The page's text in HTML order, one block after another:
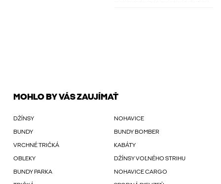
MOHLO BY VÁS ZAUJÍMAŤ
DŽÍNSY NOHAVICE
BUNDY BUNDY BOMBER
VRCHNÉ TRIČKÁ KABÁTY
OBLEKY DŽÍNSY VOĽNÉHO STRIHU
BUNDY PARKA NOHAVICE CARGO